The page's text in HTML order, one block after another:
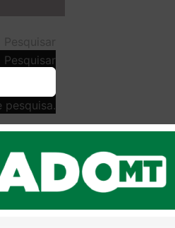
Pesquisar
Pesquisar
pesquisa.